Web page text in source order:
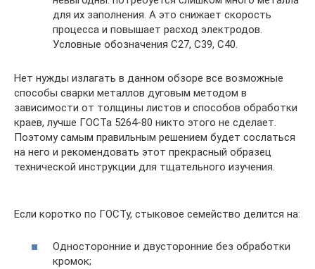
для их заполнения. А это снижает скорость
процесса и повышает расход электродов.
Условные обозначения С27, С39, С40.
Нет нужды излагать в данном обзоре все возможные
способы сварки металлов дуговым методом в
зависимости от толщины листов и способов обработки
краев, лучше ГОСТа 5264-80 никто этого не сделает.
Поэтому самым правильным решением будет сослаться
на него и рекомендовать этот прекрасный образец
технической инструкции для тщательного изучения.
Если коротко по ГОСТу, стыковое семейство делится на:
Односторонние и двусторонние без обработки
кромок;